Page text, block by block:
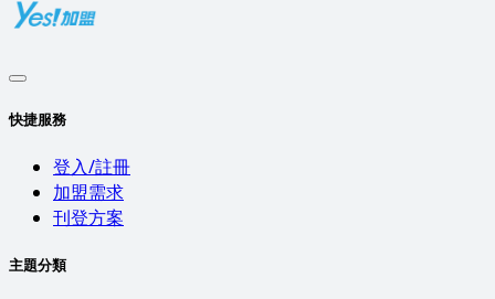
快捷服務
登入/註冊
加盟需求
刊登方案
主題分類